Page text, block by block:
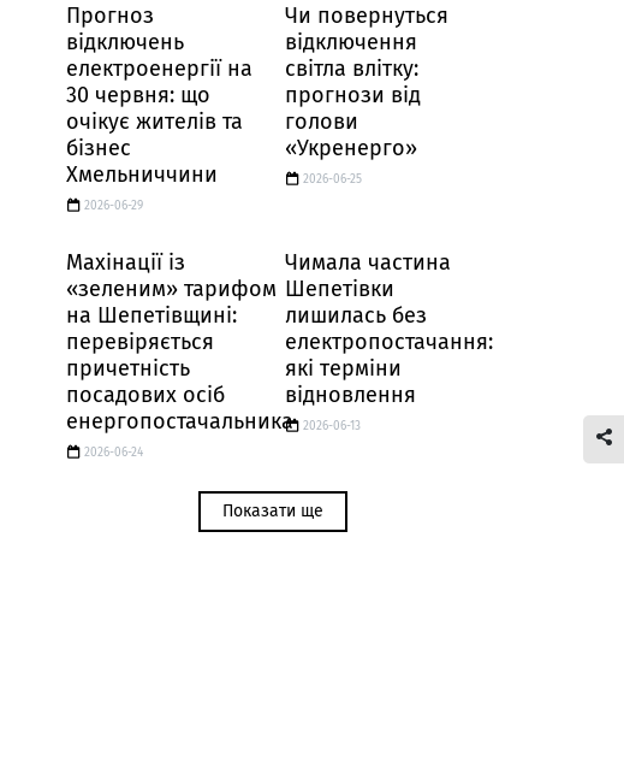
Прогноз
відключень
електроенергії на
30 червня: що
очікує жителів та
бізнес
Хмельниччини
2026-06-29
Чи повернуться
відключення
світла влітку:
прогнози від
голови
«Укренерго»
2026-06-25
Махінації із
«зеленим» тарифом
на Шепетівщині:
перевіряється
причетність
посадових осіб
енергопостачальника
2026-06-24
Чимала частина
Шепетівки
лишилась без
електропостачання:
які терміни
відновлення
2026-06-13
Показати ще